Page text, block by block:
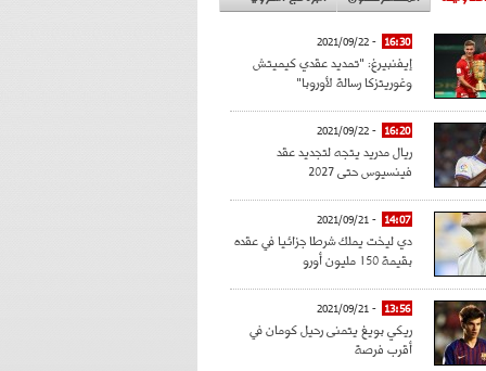
16:30
- 2021/09/22
إيفنبيرغ: "تمديد عقدي كيميتش
وغوريتزكا رسالة لأوروبا"
16:20
- 2021/09/22
ريال مدريد يتجه لتجديد عقد
فينسيوس حتى 2027
14:07
- 2021/09/21
دي ليخت يملك شرطا جزائيا في عقده
بقيمة 150 مليون أورو
13:56
- 2021/09/21
ريكي بويغ يتمنى رحيل كومان في
أقرب فرصة